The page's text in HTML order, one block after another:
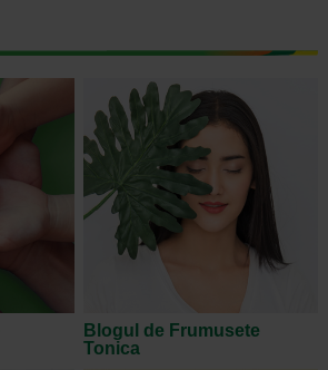
Blogul de Frumusete
Tonica